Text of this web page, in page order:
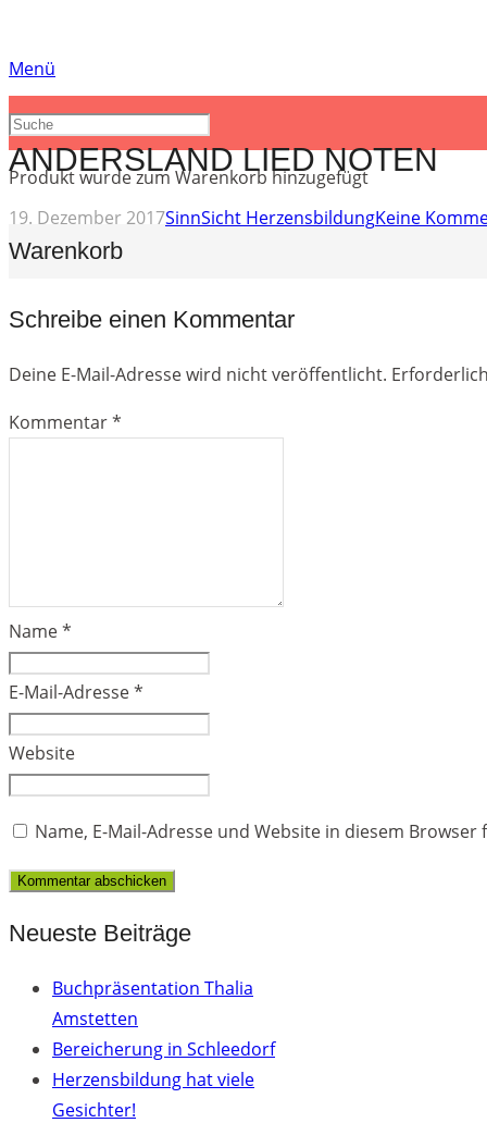
Menü
Produktwurde zum Warenkorb hinzugefügt
Warenkorb
ANDERSLAND LIED NOTEN
19. Dezember 2017SinnSicht HerzensbildungKeine
Schreibe einen Kommentar
Deine E-Mail-Adresse wird nicht veröffentlicht.
Kommentar*
Name*
E-Mail-Adresse*
Website
Name, E-Mail-Adresse und Website in diesem
Neueste Beiträge
Buchpräsentation Thalia
Amstetten
Bereicherung in Schleedorf
Herzensbildung hat viele
Gesichter!